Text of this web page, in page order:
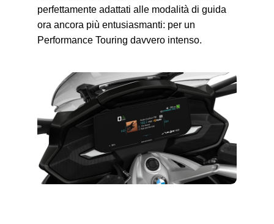
perfettamente adattati alle modalità di guida
ora ancora più entusiasmanti: per un
Performance Touring davvero intenso.